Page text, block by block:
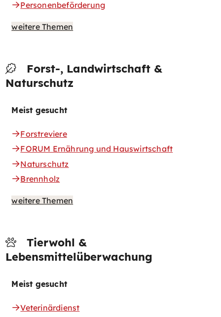
Personenbeförderung
weitere Themen
Forst-, Landwirtschaft &
Naturschutz
Meist gesucht
Forstreviere
FORUM Ernährung und Hauswirtschaft
Naturschutz
Brennholz
weitere Themen
Tierwohl &
Lebensmittelüberwachung
Meist gesucht
Veterinärdienst